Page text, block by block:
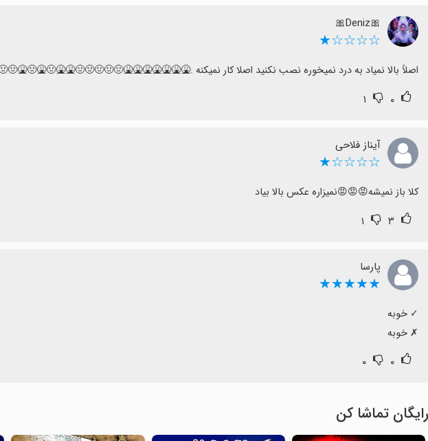
☆☆☆☆★
اصلاً بالا نمیاد به درد نمیخوره نصب نکنید اصلا کار نمیکنه
۰ ۱
آیناز فلاحی
☆☆☆☆★
کلا باز نمیشه😡😡😡نمیزاره عکس بالا بیاد
۳ ۱
پارسا
★★★★★
‏✗ خوبه
۰ ۰
رایگان تماشا کن